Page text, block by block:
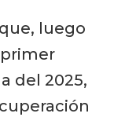
luego
del 2025,